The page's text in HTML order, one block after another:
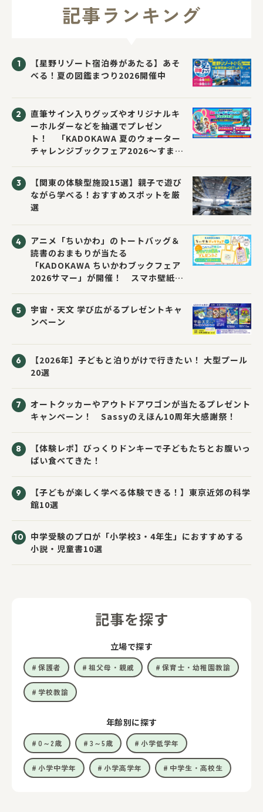
記事ランキング
【星野リゾート宿泊券があたる】あそ
べる！夏の図鑑まつり2026開催中
直筆サイン入りグッズやオリジナルキ
ーホルダーなどを抽選でプレゼン
ト！ 「KADOKAWA 夏のウォーター
チャレンジブックフェア2026～すまな
【関東の体験型施設15選】親子で遊び
ながら学べる！おすすめスポットを厳
選
アニメ「ちいかわ」のトートバッグ＆
読書のおまもりが当たる
「KADOKAWA ちいかわブックフェア
2026サマー」が開催！ スマホ壁紙は
宇宙・天文 学び広がるプレゼントキャ
ンペーン
【2026年】子どもと泊りがけで行きたい！ 大型プール
20選
オートクッカーやアウトドアワゴンが当たるプレゼント
キャンペーン！ Sassyのえほん10周年大感謝祭！
【体験レポ】びっくりドンキーで子どもたちとお腹いっ
ぱい食べてきた！
【子どもが楽しく学べる体験できる！】東京近郊の科学
館10選
中学受験のプロが「小学校3・4年生」におすすめする
小説・児童書10選
記事を探す
立場で探す
保護者 祖父母・親戚 保育士・幼稚園教諭
学校教諭
年齢別に探す
0～2歳 3～5歳 小学低学年
小学中学年 小学高学年 中学生・高校生